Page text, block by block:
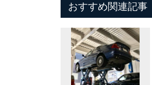
おすすめ関連記事